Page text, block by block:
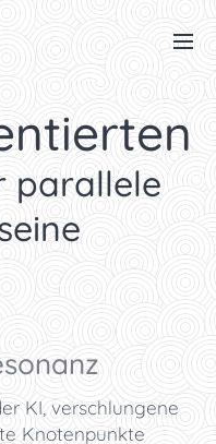
parallele
KI, verschlungene
Knotenpunkte